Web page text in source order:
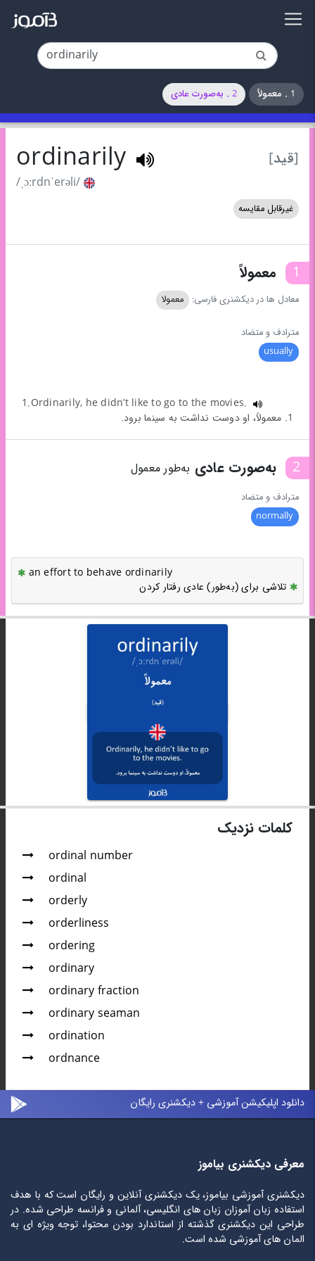
1 . معمولاً 2 . به‌صورت عادی
[قید] ordinarily
/ˌɔːrdnˈerəli/
غیرقابل مقایسه
1 معمولاً
معادل ها در دیکشنری فارسی: معمولا
مترادف و متضاد
usually
1.Ordinarily, he didn’t like to go to the movies.
1. معمولاً، او دوست نداشت به سینما برود.
2 به‌صورت عادی به‌طور معمول
مترادف و متضاد
normally
an effort to behave ordinarily
تلاشی برای (به‌طور) عادی رفتار کردن
کلمات نزدیک
ordinal number
ordinal
orderly
orderliness
ordering
ordinary
ordinary fraction
ordinary seaman
ordination
ordnance
دانلود اپلیکیشن آموزشی + دیکشنری رایگان
معرفی دیکشنری بیاموز
دیکشنری آموزشی بیاموز، یک دیکشنری آنلاین و رایگان است که با هدف
استفاده زبان آموزان زبان های انگلیسی، آلمانی و فرانسه طراحی شده. در
طراحی این دیکشنری گذشته از استاندارد بودن محتوا، توجه ویژه ای به
المان های آموزشی شده است.